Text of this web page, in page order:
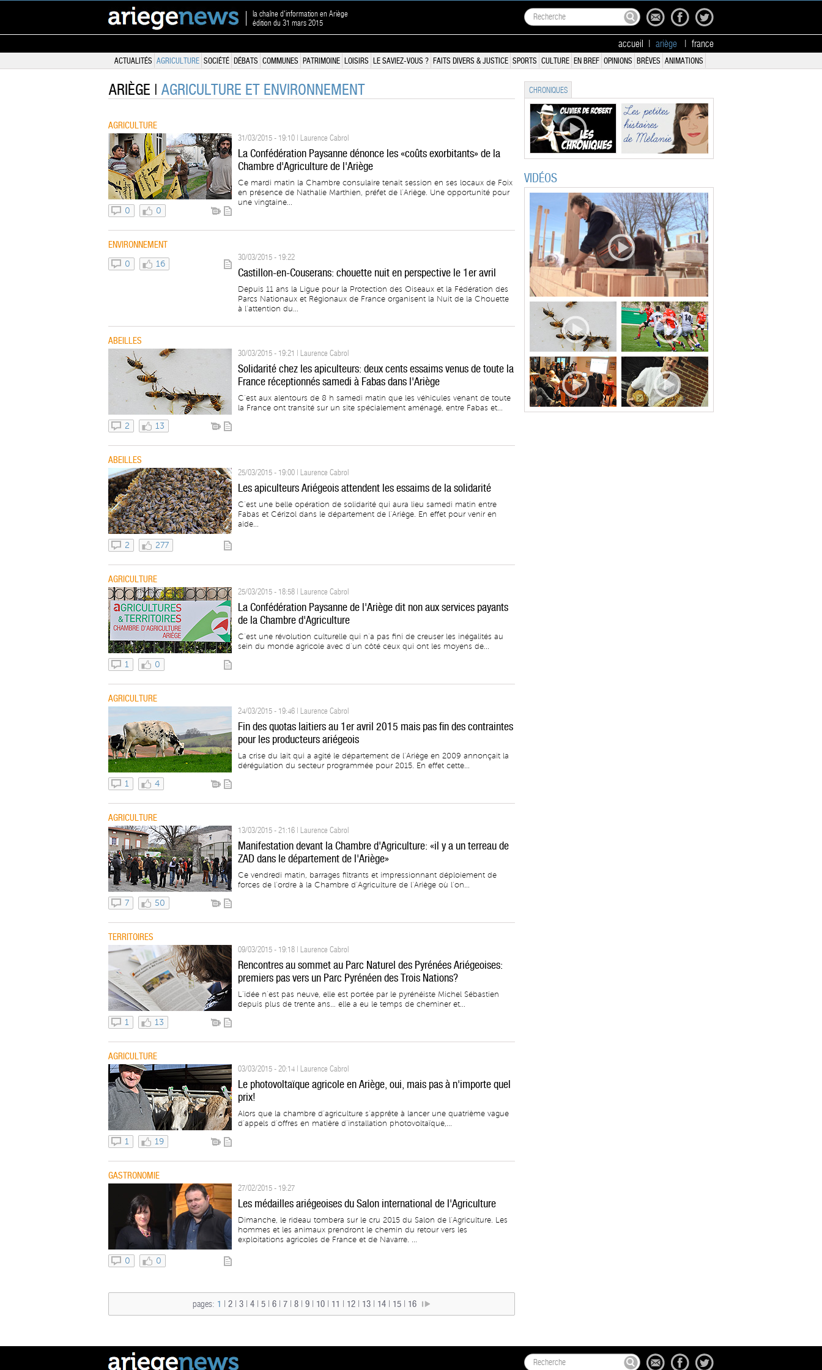
la chaîne d'information en Ariège
édition du 31 mars 2015
accueil ariège france
ACTUALITÉS AGRICULTURE SOCIÉTÉ DÉBATS COMMUNES PATRIMOINE LOISIRS LE SAVIEZ-VOUS ? FAITS DIVERS & JUSTICE SPORTS CULTURE EN BREF OPINIONS BRÈVES ANIMATIONS
ARIÈGE | AGRICULTURE ET ENVIRONNEMENT
AGRICULTURE
0 0
31/03/2015 - 19:10 | Laurence Cabrol
La Confédération Paysanne dénonce les «coûts exorbitants» de la
Chambre d'Agriculture de l'Ariège
Ce mardi matin la Chambre consulaire tenait session en ses locaux de Foix
en présence de Nathalie Marthien, préfet de l’Ariège. Une opportunité pour
une vingtaine...
ENVIRONNEMENT
0 16
30/03/2015 - 19:22
Castillon-en-Couserans: chouette nuit en perspective le 1er avril
Depuis 11 ans la Ligue pour la Protection des Oiseaux et la Fédération des
Parcs Nationaux et Régionaux de France organisent la Nuit de la Chouette
à l’attention du...
ABEILLES
2 13
30/03/2015 - 19:21 | Laurence Cabrol
Solidarité chez les apiculteurs: deux cents essaims venus de toute la
France réceptionnés samedi à Fabas dans l'Ariège
C’est aux alentours de 8 h samedi matin que les véhicules venant de toute
la France ont transité sur un site spécialement aménagé, entre Fabas et...
ABEILLES
2 277
25/03/2015 - 19:00 | Laurence Cabrol
Les apiculteurs Ariégeois attendent les essaims de la solidarité
C’est une belle opération de solidarité qui aura lieu samedi matin entre
Fabas et Cérizol dans le département de l’Ariège. En effet pour venir en
aide...
AGRICULTURE
1 0
25/03/2015 - 18:58 | Laurence Cabrol
La Confédération Paysanne de l'Ariège dit non aux services payants
de la Chambre d'Agriculture
C’est une révolution culturelle qui n’a pas fini de creuser les inégalités au
sein du monde agricole avec d’un côté ceux qui ont les moyens de...
AGRICULTURE
1 4
24/03/2015 - 19:46 | Laurence Cabrol
Fin des quotas laitiers au 1er avril 2015 mais pas fin des contraintes
pour les producteurs ariégeois
La crise du lait qui a agité le département de l’Ariège en 2009 annonçait la
dérégulation du secteur programmée pour 2015. En effet cette...
AGRICULTURE
7 50
13/03/2015 - 21:16 | Laurence Cabrol
Manifestation devant la Chambre d'Agriculture: «il y a un terreau de
ZAD dans le département de l'Ariège»
Ce vendredi matin, barrages filtrants et impressionnant déploiement de
forces de l’ordre à la Chambre d’Agriculture de l’Ariège où l’on...
TERRITOIRES
1 13
09/03/2015 - 19:18 | Laurence Cabrol
Rencontres au sommet au Parc Naturel des Pyrénées Ariégeoises:
premiers pas vers un Parc Pyrénéen des Trois Nations?
L’idée n’est pas neuve, elle est portée par le pyrénéiste Michel Sébastien
depuis plus de trente ans… elle a eu le temps de cheminer et...
AGRICULTURE
1 19
03/03/2015 - 20:14 | Laurence Cabrol
Le photovoltaïque agricole en Ariège, oui, mais pas à n'importe quel
prix!
Alors que la chambre d’agriculture s’apprête à lancer une quatrième vague
d’appels d’offres en matière d’installation photovoltaïque,...
GASTRONOMIE
0 0
27/02/2015 - 19:27
Les médailles ariégeoises du Salon international de l'Agriculture
Dimanche, le rideau tombera sur le cru 2015 du Salon de l’Agriculture. Les
hommes et les animaux prendront le chemin du retour vers les
exploitations agricoles de France et de Navarre. ...
pages: 1 2 3 4 5 6 7 8 9 10 11 12 13 14 15 16
CHRONIQUES
VIDÉOS